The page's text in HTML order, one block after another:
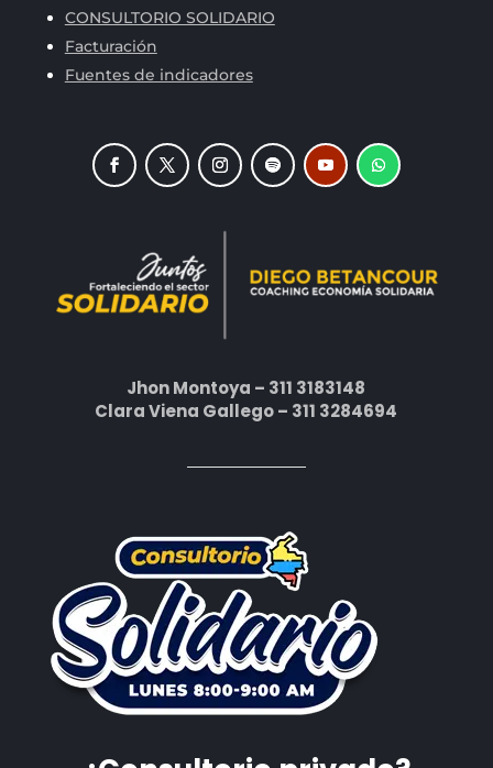
CONSULTORIO SOLIDARIO
Facturación
Fuentes de indicadores
Jhon Montoya – 311 3183148
Clara Viena Gallego – 311 3284694